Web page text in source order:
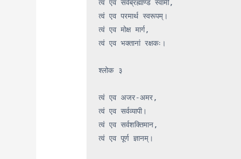
त्वं एव सर्वब्रह्माण्ड स्वामी,
त्वं एव परमार्थ स्वरूपम्।
त्वं एव मोक्ष मार्ग,
त्वं एव भक्तानां रक्षकः।
श्लोक ३
त्वं एव अजर-अमर,
त्वं एव सर्वव्यापी।
त्वं एव सर्वशक्तिमान,
त्वं एव पूर्ण ज्ञानम्।